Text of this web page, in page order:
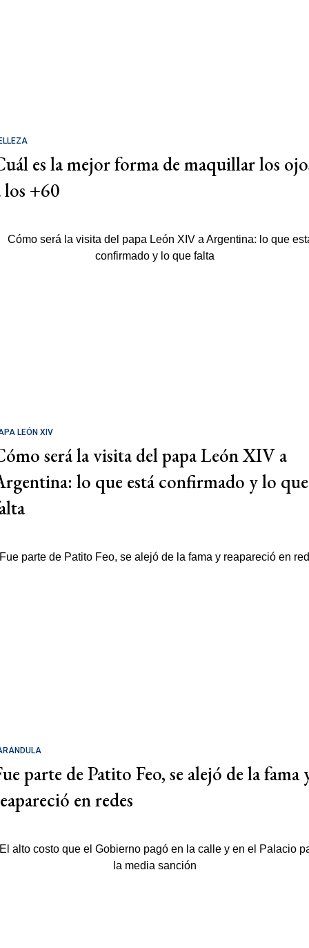
es la mejor forma de maquillar los
los +60
LEÓN XIV
será la visita del papa León XIV a
lo que está confirmado y lo que
parte de Patito Feo, se alejó de la fama
en redes